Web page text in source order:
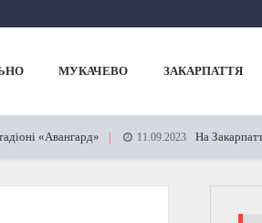
МУКАЧЕВО ЗАКАРПАТТЯ
«Авангард» 11.09.2023 На Закарпатті